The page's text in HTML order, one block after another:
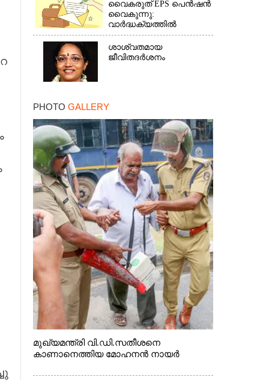
വൈകരുത് EPS പെൻഷൻ
വൈകുന്നു:
വാർദ്ധക്യത്തിൽ
പെൻഷൻകാർ
ബുദ്ധിമുട്ടിൽ*(കത്ത്)
ശാശ്വതമായ
ജീവിതദർശനം
PHOTO GALLERY
മുഖ്യമന്ത്രി വി.ഡി.സതീശനെ
കാണാനെത്തിയ മോഹനൻ നായർ
×